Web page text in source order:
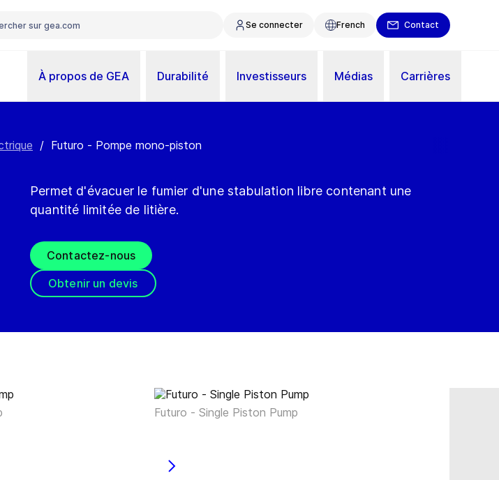
Se connecter French Contact
À propos de GEA Durabilité Investisseurs Médias Carrières
/ Futuro - Pompe mono-piston
Permet d'évacuer le fumier d'une stabulation libre contenant une
quantité limitée de litière.
Contactez-nous
Obtenir un devis
Futuro - Single Piston Pump